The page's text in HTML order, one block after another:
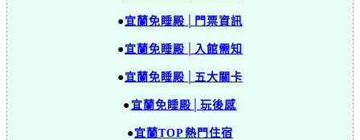
●宜蘭免睡殿│門票資訊
●宜蘭免睡殿│入館需知
●宜蘭免睡殿│五大關卡
● 宜蘭免睡殿│玩後感
●宜蘭TOP熱門住宿